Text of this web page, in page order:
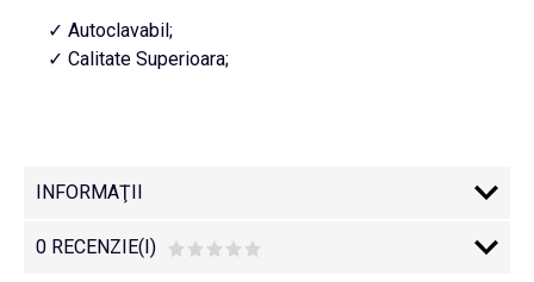
✓ Autoclavabil;
✓ Calitate Superioara;
INFORMAŢII
0 RECENZIE(I)